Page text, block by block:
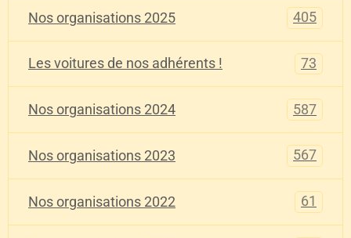
Nos organisations 2025 405
Les voitures de nos adhérents ! 73
Nos organisations 2024 587
Nos organisations 2023 567
Nos organisations 2022 61